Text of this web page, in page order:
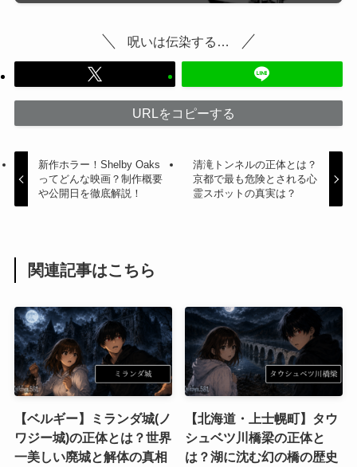
呪いは伝染する…
URLをコピーする
新作ホラー！Shelby Oaks
ってどんな映画？制作概要
や公開日を徹底解説！
清滝トンネルの正体とは？
京都で最も危険とされる心
霊スポットの真実は？
関連記事はこちら
【ベルギー】ミランダ城(ノ
ワジー城)の正体とは？世界
一美しい廃城と解体の真相
【北海道・上士幌町】タウ
シュベツ川橋梁の正体と
は？湖に沈む幻の橋の歴史